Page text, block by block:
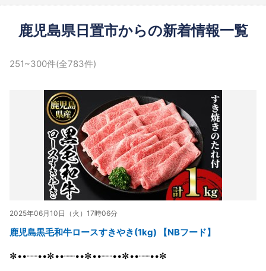
鹿児島県日置市からの新着情報一覧
251~300件(全783件)
2025年06月10日（火）17時06分
鹿児島黒毛和牛ロースすきやき(1kg) 【NBフード】
✼••┈┈••✼••┈┈••✼••┈┈••✼••┈┈••✼